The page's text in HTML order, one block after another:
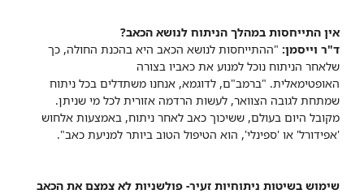
אין התייחסות במהלך הניתוח לנושא הכאב?
ד"ר וייסמן: "ההתייחסות לנושא הכאב היא בהכנת החולה, כך
שלאחר הניתוח נוכל למנוע את כאביו בצורה
האופטימאלית. "ברמב"ם, לדוגמא, אנחנו משתדלים בכל ניתוח
שמתחת לגובה הצוואר, לעשות הרדמה אזורית לכל מי שניתן.
מקובל היום בעולם, ששיכוך כאב לאחר ניתוח, באמצעות אלחוש
'אפידורל' או 'ספינלי', הוא הטיפול הטוב ביותר למניעת כאב".
שימוש בשיטות ניתוחיות זעיר- פולשניות לא צמצם את הכאב